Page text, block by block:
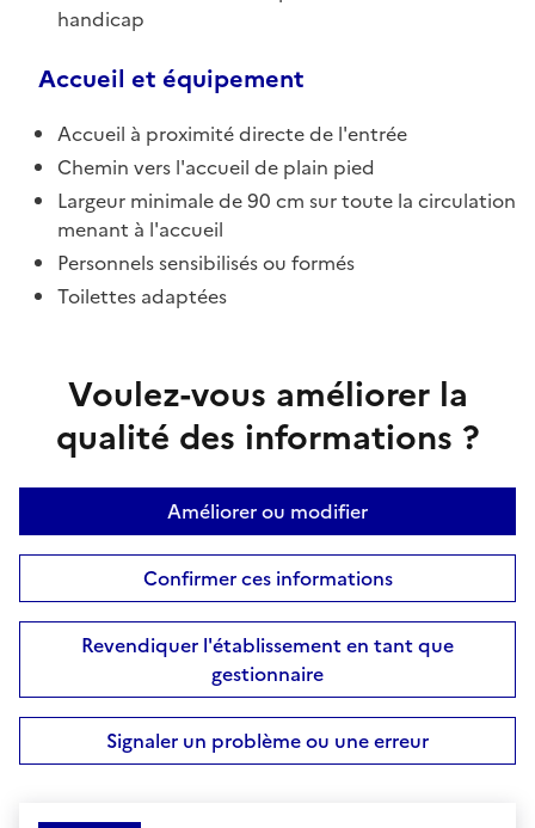
handicap
Accueil et équipement
Accueil à proximité directe de l'entrée
Chemin vers l'accueil de plain pied
Largeur minimale de 90 cm sur toute la circulation
menant à l'accueil
Personnels sensibilisés ou formés
Toilettes adaptées
Voulez-vous améliorer la
qualité des informations ?
Améliorer ou modifier
Confirmer ces informations
Revendiquer l'établissement en tant que
gestionnaire
Signaler un problème ou une erreur